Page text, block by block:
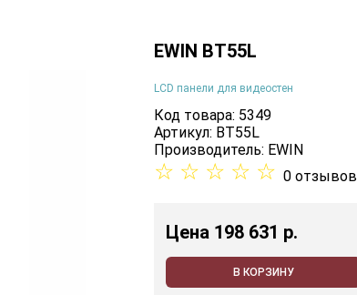
EWIN BT55L
LCD панели для видеостен
Код товара: 5349
Артикул: BT55L
Производитель: EWIN
☆ ☆ ☆ ☆ ☆ 0 отзывов
Цена 198 631 p.
В КОРЗИНУ